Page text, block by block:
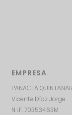
EMPRESA
PANACEA QUINTANAR
Vicente Díaz Jorge
N.I.F. 70353463M